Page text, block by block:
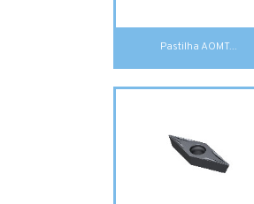
Pastilha AOMT...